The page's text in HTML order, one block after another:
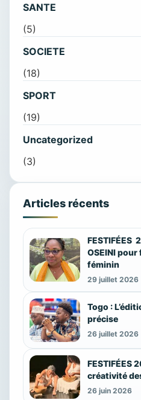
SANTE
(5)
SOCIETE
(18)
SPORT
(19)
Uncategorized
(3)
Articles récents
FESTIFÉES
OSEINI
féminin
29 juillet 2026
Togo :
précise
26 juillet 2026
FESTIFÉES
créativité
26 juin 2026